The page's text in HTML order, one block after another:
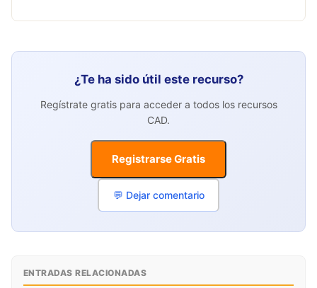
¿Te ha sido útil este recurso?
Regístrate gratis para acceder a todos los recursos
CAD.
Registrarse Gratis
💬 Dejar comentario
ENTRADAS RELACIONADAS